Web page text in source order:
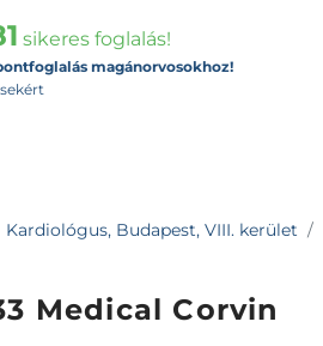
sikeres foglalás!
magánorvosokhoz!
Kardiológus, Budapest, VIII. kerület
Medical Corvin